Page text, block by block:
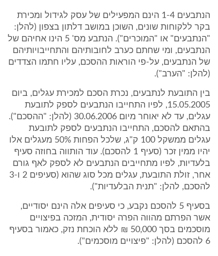
הנתבעים 1-4 הינם המפעילים של עסק לגידול ומכירת
בקר ללקוחות שונים, השוכן במושב דלתון בצפון (להלן:
"הנתבעים" או "המוכרים"). הנתבע מס' 5 הינו אחיהם של
הנתבעים, ומי שחתם כערב לחובותיהם והתחייבויותיהם
של הנתבעים, על-פי הוראות ההסכם, עליו חתמו הצדדים
(להלן: "הערב").
בין התובעת לנתבעים, נכרת הסכם למכירת עגלים, ביום
15.05.2005, לפיו התחייבו הנתבעים לספק לתובעת
עגלים, עד לא יאוחר מיום 30.06.2006 (להלן: "ההסכם").
בהתאם להסכם, התחייבו הנתבעים לספק לתובעת
עגלים ממשקל 100 ק"ג, שלכל הפחות 50% מעגלים אלו
יהיו ממין זכר (סעיף 1 להסכם). עוד הותווה בחוזה סעיף
בלעדיות, לפיו מתחייבים הנתבעים לא לספק לאף גורם
אחר, זולת התובעת, עגלים מכל סוג שהוא (סעיפים 2 ו-3
להסכם, להלן: "תנית הבלעדיות").
בסעיף 5 להסכם נקבע, כי סעיפים אלה הינם יסודיים,
אשר הפרתם מהווה הפרה יסודית, המזכה בפיצויים
מוסכמים בסך 50,000 ₪ ללא הוכחת נזק, כאמור בסעיף
6 להסכם (להלן: "פיצויים מוסכמים").